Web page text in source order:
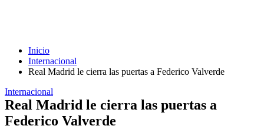
Inicio
Internacional
Real Madrid le cierra las puertas a Federico Valverde
Internacional
Real Madrid le cierra las puertas a
Federico Valverde